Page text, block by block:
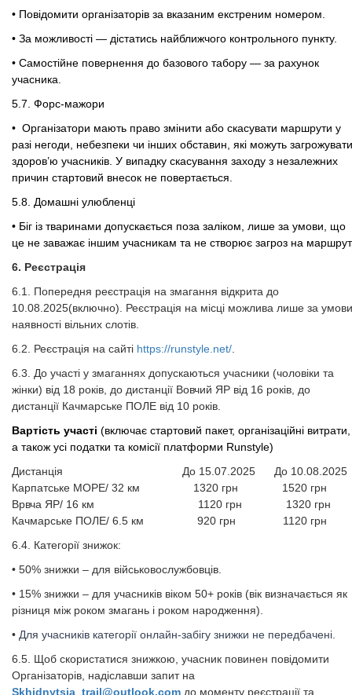
• Повідомити організаторів за вказаним екстреним номером.
• За можливості — дістатись найближчого контрольного пункту.
• Самостійне повернення до базового табору — за рахунок
учасника.
5.7. Форс-мажори
• Організатори мають право змінити або скасувати маршрути у
разі негоди, небезпеки чи інших обставин, які можуть загрожувати
здоров’ю учасників. У випадку скасування заходу з незалежних
причин стартовий внесок не повертається.
5.8. Домашні улюбленці
• Біг із тваринами допускається поза заліком, лише за умови, що
це не заважає іншим учасникам та не створює загроз на
6. Реєстрація
6.1. Попередня реєстрація на змагання відкрита до
10.08.2025(включно). Реєстрація на місці можлива лише за умови
наявності вільних слотів.
6.2. Реєстрація на сайті https://runstyle.net/
6.3. До участі у змаганнях допускаються учасники (чоловіки та
жінки) від 18 років, до дистанції Вовчий ЯР від 16 років, до
дистанції Качмарське ПОЛЕ від 10 років.
Вартiсть участi (включає стартовий пакет, організаційні витрати,
а також усі податки та комісії платформи Runstyle)
Дистанція До 15.07.2025 До 10.08.2025
Карпатське МОРЕ/ 32 км 1320 грн 1520 грн
Врвча ЯР/ 16 км 1120 грн 1320 грн
Качмарське ПОЛЕ/ 6.5 км 920 грн 1120 грн
6.4. Категорії знижок:
• 50% знижки – для військовослужбовців.
• 15% знижки – для учасників віком 50+ років (вік визначається як
різниця між роком змагань і роком народження).
• Для учасників категорії онлайн-забігу знижки не передбачені.
6.5. Щоб скористатися знижкою, учасник повинен повідомити
Організаторів, надіславши запит на
Skhidnytsia_trail@outlook.com до моменту реєстрації та